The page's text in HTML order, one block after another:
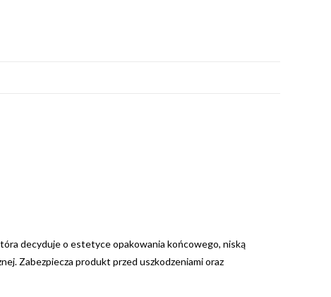
decyduje o estetyce opakowania końcowego, niską
Zabezpiecza produkt przed uszkodzeniami oraz